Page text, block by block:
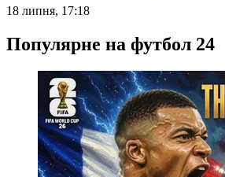
18 липня, 17:18
Популярне на футбол 24